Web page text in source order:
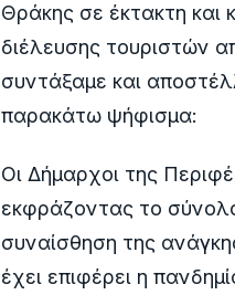
Θράκης σε έκτακτη και
διέλευσης τουριστών
συντάξαμε και
παρακάτω ψήφισμα:
Οι Δήμαρχοι της
εκφράζοντας το
συναίσθηση της
έχει επιφέρει η